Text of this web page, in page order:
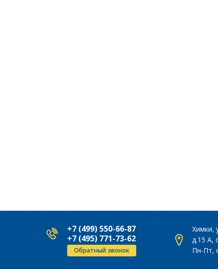
+7 (499) 550-66-87
+7 (495) 771-73-62
Обратный звонок
Химки,
д.15 А,
Пн-Пт,